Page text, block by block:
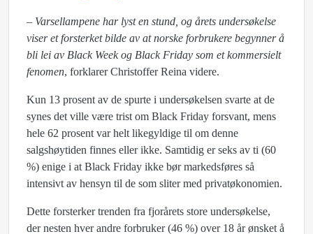
– Varsellampene har lyst en stund, og årets undersøkelse
viser et forsterket bilde av at norske forbrukere begynner å
bli lei av Black Week og Black Friday som et kommersielt
fenomen, forklarer Christoffer Reina videre.
Kun 13 prosent av de spurte i undersøkelsen svarte at de
synes det ville være trist om Black Friday forsvant, mens
hele 62 prosent var helt likegyldige til om denne
salgshøytiden finnes eller ikke. Samtidig er seks av ti (60
%) enige i at Black Friday ikke bør markedsføres så
intensivt av hensyn til de som sliter med privatøkonomien.
Dette forsterker trenden fra fjorårets store undersøkelse,
der nesten hver andre forbruker (46 %) over 18 år ønsket å